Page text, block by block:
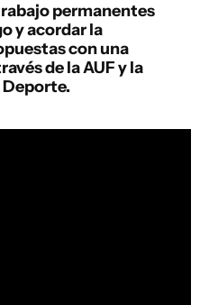
permanentes
y acordar la
con una
de la AUF y la